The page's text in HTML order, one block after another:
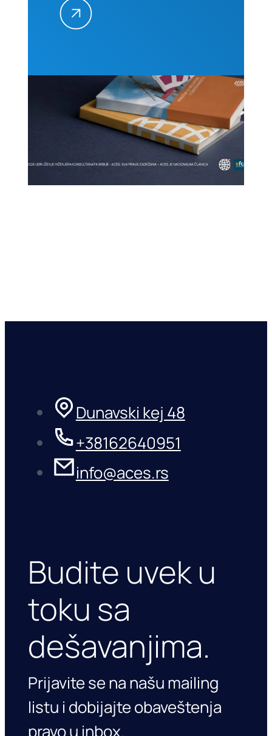
Dunavski kej 48
+38162640951
info@aces.rs
Budite uvek u
toku sa
dešavanjima.
Prijavite se na našu mailing
listu i dobijajte obaveštenja
pravo u inbox.